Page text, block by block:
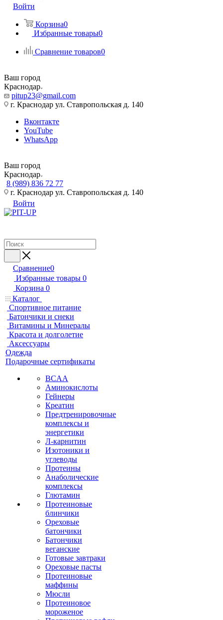
Войти
Корзина0
Избранные товары0
Сравнение товаров0
Ваш город
Краснодар
pitup23@gmail.com
г. Краснодар ул. Ставропольская д. 140
Вконтакте
YouTube
WhatsApp
Ваш город
Краснодар
8 (989) 836 72 77
г. Краснодар ул. Ставропольская д. 140
Войти
Сравнение0
Избранные товары 0
Корзина 0
Каталог
Спортивное питание
Батончики и снеки
Витамины и Минералы
Красота и долголетие
Аксессуары
Одежда
Подарочные сертификаты
BCAA
Аминокислоты
Гейнеры
Креатин
Предтренировочные
комплексы и
энергетики
Л-карнитин
Изотоники и
углеводы
Протеины
Анаболические
комплексы
Глютамин
Протеиновые
блинчики
Ореховые
батончики
Батончики
веганские
Готовые завтраки
Ореховые пасты
Протеиновые
маффины
Мюсли
Протеиновое
мороженое